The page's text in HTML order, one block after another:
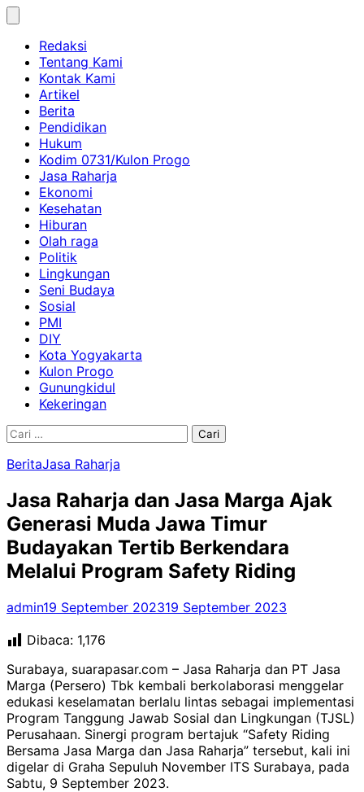
Skip
contentRedaksi
Tentang Kami
Kontak Kami
Artikel
Berita
Pendidikan
Hukum
Kodim 0731/Kulon Progo
Jasa Raharja
Ekonomi
Kesehatan
Hiburan
Olah raga
Politik
Lingkungan
Seni Budaya
Sosial
PMI
DIY
Kota Yogyakarta
Kulon Progo
Gunungkidul
Kekeringan
Cari
BeritaJasa Raharja
Jasa Raharja dan Jasa Marga Ajak
Generasi Muda Jawa Timur
Budayakan Tertib Berkendara
Melalui Program Safety Riding
admin19 September 202319 September 2023
Dibaca: 1,176
Surabaya, suarapasar.com – Jasa Raharja dan PT Jasa
Marga (Persero) Tbk kembali berkolaborasi menggelar
edukasi keselamatan berlalu lintas sebagai implementasi
Program Tanggung Jawab Sosial dan Lingkungan (TJSL)
Perusahaan. Sinergi program bertajuk “Safety Riding
Bersama Jasa Marga dan Jasa Raharja” tersebut, kali ini
digelar di Graha Sepuluh November ITS Surabaya, pada
Sabtu, 9 September 2023.